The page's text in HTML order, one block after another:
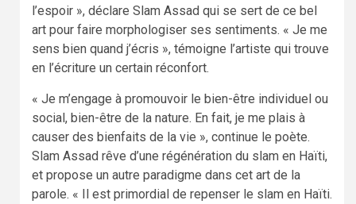
l’espoir », déclare Slam Assad qui se sert de ce bel
art pour faire morphologiser ses sentiments. « Je me
sens bien quand j’écris », témoigne l’artiste qui trouve
en l’écriture un certain réconfort.
« Je m’engage à promouvoir le bien-être individuel ou
social, bien-être de la nature. En fait, je me plais à
causer des bienfaits de la vie », continue le poète.
Slam Assad rêve d’une régénération du slam en Haïti,
et propose un autre paradigme dans cet art de la
parole. « Il est primordial de repenser le slam en Haïti.